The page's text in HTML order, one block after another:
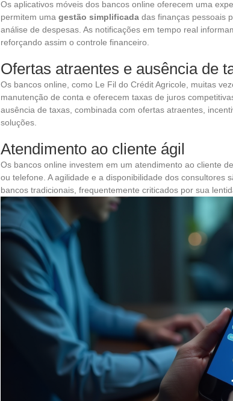
Os aplicativos móveis dos bancos online oferecem uma
permitem uma gestão simplificada das finanças pessoais
análise de despesas. As notificações em tempo real
reforçando assim o controle financeiro.
Ofertas atraentes e ausência de
Os bancos online, como Le Fil do Crédit Agricole, muitas
manutenção de conta e oferecem taxas de juros
ausência de taxas, combinada com ofertas atraentes,
soluções.
Atendimento ao cliente ágil
Os bancos online investem em um atendimento ao cliente
ou telefone. A agilidade e a disponibilidade dos consultores
bancos tradicionais, frequentemente criticados por sua